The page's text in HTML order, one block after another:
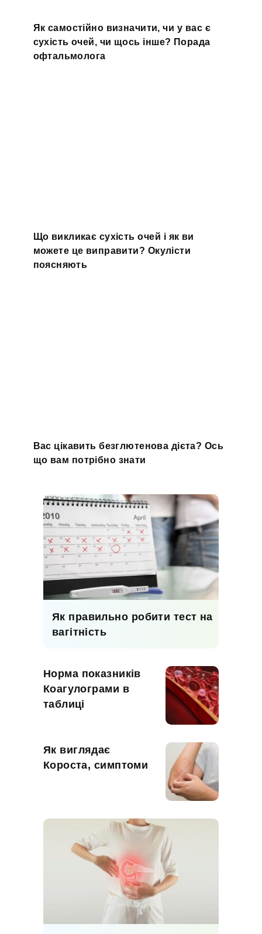
Як самостійно визначити, чи у вас є
сухість очей, чи щось інше? Порада
офтальмолога
Що викликає сухість очей і як ви
можете це виправити? Окулісти
поясняють
Вас цікавить безглютенова дієта? Ось
що вам потрібно знати
Як правильно робити тест на
вагітність
Норма показників
Коагулограми в
таблиці
Як виглядає
Короста, симптоми